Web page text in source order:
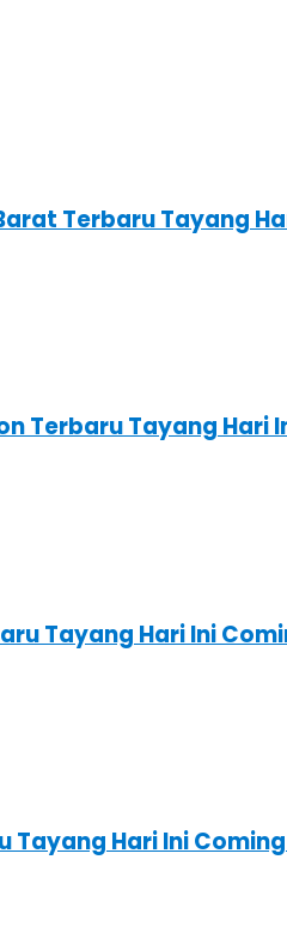
Terbaru Tayang
Terbaru Tayang Hari
Tayang Hari Ini
Tayang Hari Ini